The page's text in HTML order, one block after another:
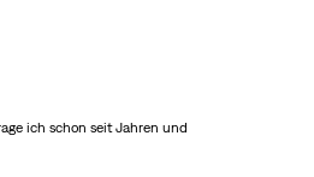
ich schon seit Jahren und